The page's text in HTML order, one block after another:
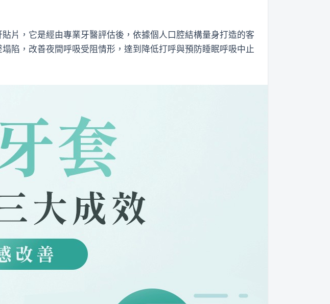
片，它是經由專業牙醫評估後，依據個人口腔結構量身打造的客
陷，改善夜間呼吸受阻情形，達到降低打呼與預防睡眠呼吸中止